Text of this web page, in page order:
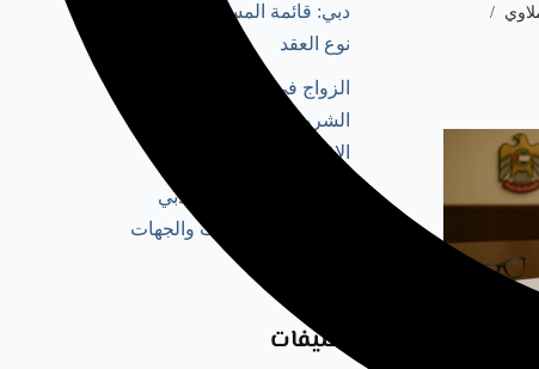
دبي: قائمة المستندات حسب
نوع العقد
الزواج في دبي للأجانب:
الشروط والإجراءات حسب
الإقامة والديانة
توثيق عقد الزواج في دبي
وتصديقه: الإجراءات والجهات
التصنيفات